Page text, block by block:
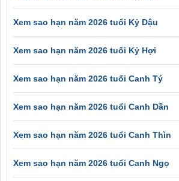
Xem sao hạn năm 2026 tuổi Kỷ Dậu
Xem sao hạn năm 2026 tuổi Kỷ Hợi
Xem sao hạn năm 2026 tuổi Canh Tý
Xem sao hạn năm 2026 tuổi Canh Dần
Xem sao hạn năm 2026 tuổi Canh Thìn
Xem sao hạn năm 2026 tuổi Canh Ngọ